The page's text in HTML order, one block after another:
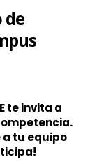
de
te invita a
tu equipo